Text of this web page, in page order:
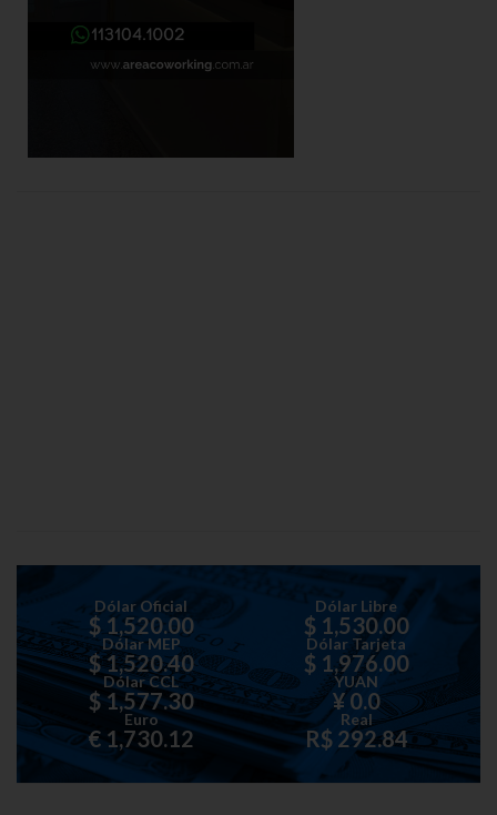
Dólar Oficial
$ 1,520.00
Dólar Libre
$ 1,530.00
Dólar MEP
$ 1,520.40
Dólar Tarjeta
$ 1,976.00
Dólar CCL
$ 1,577.30
YUAN
¥ 0.0
Euro
€ 1,730.12
Real
R$ 292.84